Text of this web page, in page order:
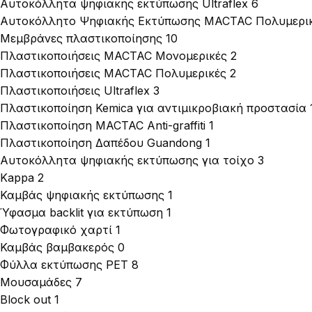
Αυτοκόλλητα ψηφιακής εκτύπωσης Ultraflex 6
Αυτοκόλλητο Ψηφιακής Εκτύπωσης MACTAC
Μεμβράνες πλαστικοποίησης 10
Πλαστικοποιήσεις MACTAC Μονομερικές 2
Πλαστικοποιήσεις MACTAC Πολυμερικές 2
Πλαστικοποιήσεις Ultraflex 3
Πλαστικοποίηση Kemica για αντιμικροβιακή προστασία
Πλαστικοποίηση MACTAC Anti-graffiti 1
Πλαστικοποίηση Δαπέδου Guandong 1
Αυτοκόλλητα ψηφιακής εκτύπωσης για τοίχο 3
Kappa 2
Καμβάς ψηφιακής εκτύπωσης 1
Ύφασμα backlit για εκτύπωση 1
Φωτογραφικό χαρτί 1
Καμβάς βαμβακερός 0
Φύλλα εκτύπωσης PET 8
Μουσαμάδες 7
Block out 1